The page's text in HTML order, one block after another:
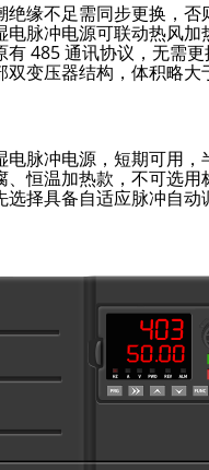
缘不足需同步更换，
脉冲电源可联动热风
485 通讯协议，无需
变压器结构，体积略
脉冲电源，短期可用
恒温加热款，不可选用
选择具备自适应脉冲自